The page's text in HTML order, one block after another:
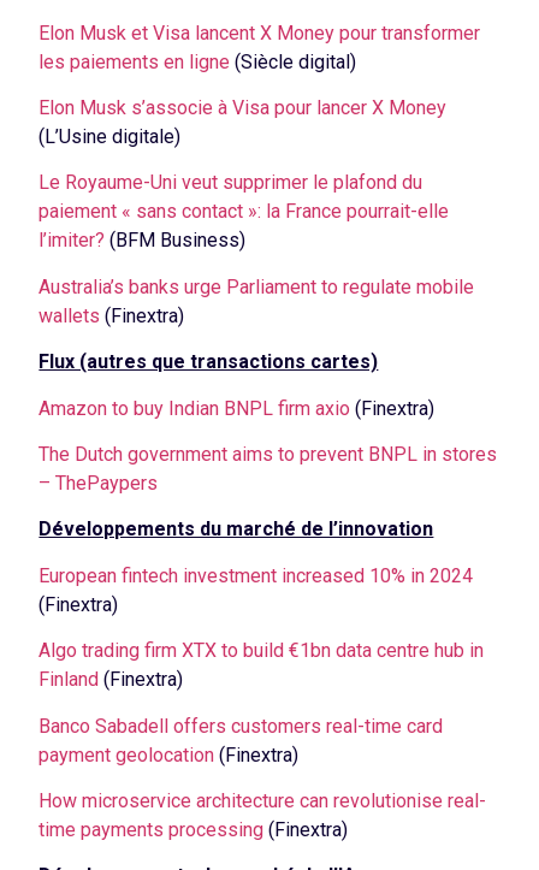
Elon Musk et Visa lancent X Money pour transformer
les paiements en ligne (Siècle digital)
Elon Musk s’associe à Visa pour lancer X Money
(L’Usine digitale)
Le Royaume-Uni veut supprimer le plafond du
paiement « sans contact »: la France pourrait-elle
l’imiter? (BFM Business)
Australia’s banks urge Parliament to regulate mobile
wallets (Finextra)
Flux (autres que transactions cartes)
Amazon to buy Indian BNPL firm axio (Finextra)
The Dutch government aims to prevent BNPL in stores
– ThePaypers
Développements du marché de l’innovation
European fintech investment increased 10% in 2024
(Finextra)
Algo trading firm XTX to build €1bn data centre hub in
Finland (Finextra)
Banco Sabadell offers customers real-time card
payment geolocation (Finextra)
How microservice architecture can revolutionise real-
time payments processing (Finextra)